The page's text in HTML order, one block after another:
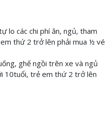
lo các chi phí ăn, ngủ, tham
thứ 2 trở lên phải mua ½ vé
ghế ngồi trên xe và ngủ
10tuổi, trẻ em thứ 2 trở lên